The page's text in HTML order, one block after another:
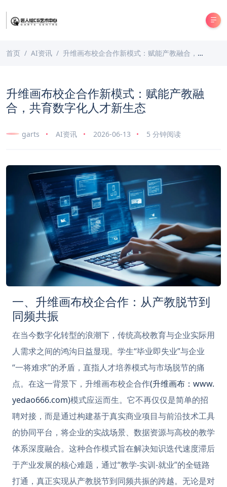
首页 AI资讯 升维画布校企合作新模式：赋能产教融合，共育数字化人才新生态
升维画布校企合作新模式：赋能产教融
合，共育数字化人才新生态
garts AI资讯 2026-06-13 5 分钟阅读
一、升维画布校企合作：从产教脱节到
同频共振
在当今数字化转型的浪潮下，传统高校教育与企业实际用
人需求之间的鸿沟日益显现。学生“毕业即失业”与企业
“一将难求”的矛盾，直指人才培养模式与市场脱节的痛
点。在这一背景下，升维画布校企合作(升维画布：www.
yedao666.com)模式应运而生。它不再仅仅是简单的招
聘对接，而是通过构建基于真实商业项目与前沿技术工具
的协同平台，将企业的实战场景、数据资源与高校的教学
体系深度融合。这种合作模式旨在解决知识迭代速度滞后
于产业发展的核心难题，通过“教学-实训-就业”的全链路
打通，真正实现从产教脱节到同频共振的跨越。无论是对